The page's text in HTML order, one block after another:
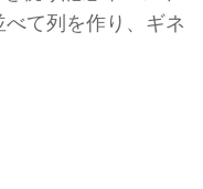
て列を作り、ギネ